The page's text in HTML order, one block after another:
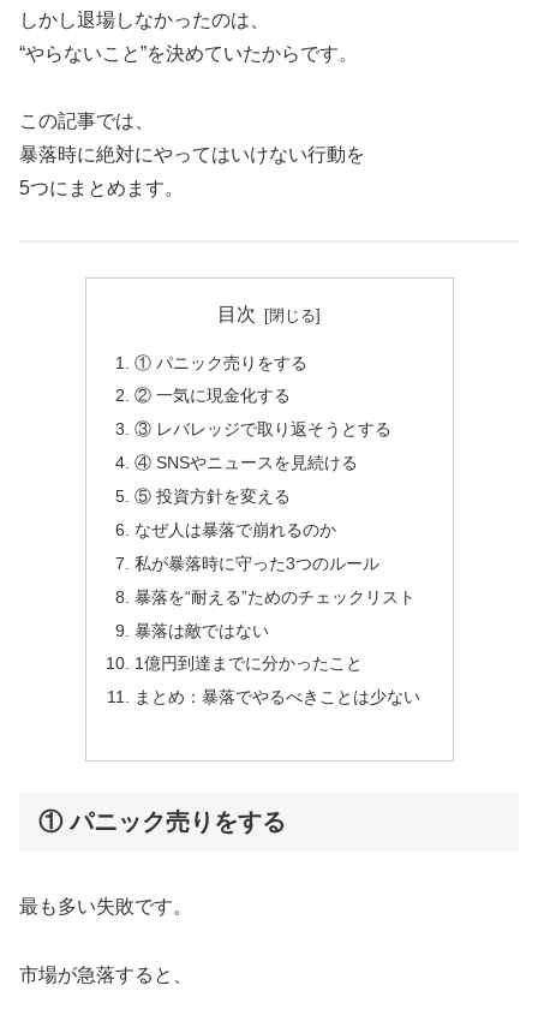
しかし退場しなかったのは、
“やらないこと”を決めていたからです。
この記事では、
暴落時に絶対にやってはいけない行動を
5つにまとめます。
目次
① パニック売りをする
② 一気に現金化する
③ レバレッジで取り返そうとする
④ SNSやニュースを見続ける
⑤ 投資方針を変える
なぜ人は暴落で崩れるのか
私が暴落時に守った3つのルール
暴落を“耐える”ためのチェックリスト
暴落は敵ではない
1億円到達までに分かったこと
まとめ：暴落でやるべきことは少ない
① パニック売りをする
最も多い失敗です。
市場が急落すると、